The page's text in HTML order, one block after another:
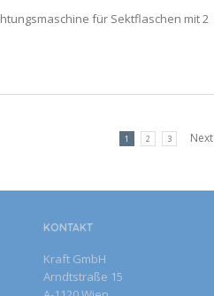
für Sektflaschen mit 2
1 2 3 Next
KONTAKT
Kraft GmbH
Arndtstraße 15